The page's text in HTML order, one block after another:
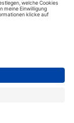
Impressum